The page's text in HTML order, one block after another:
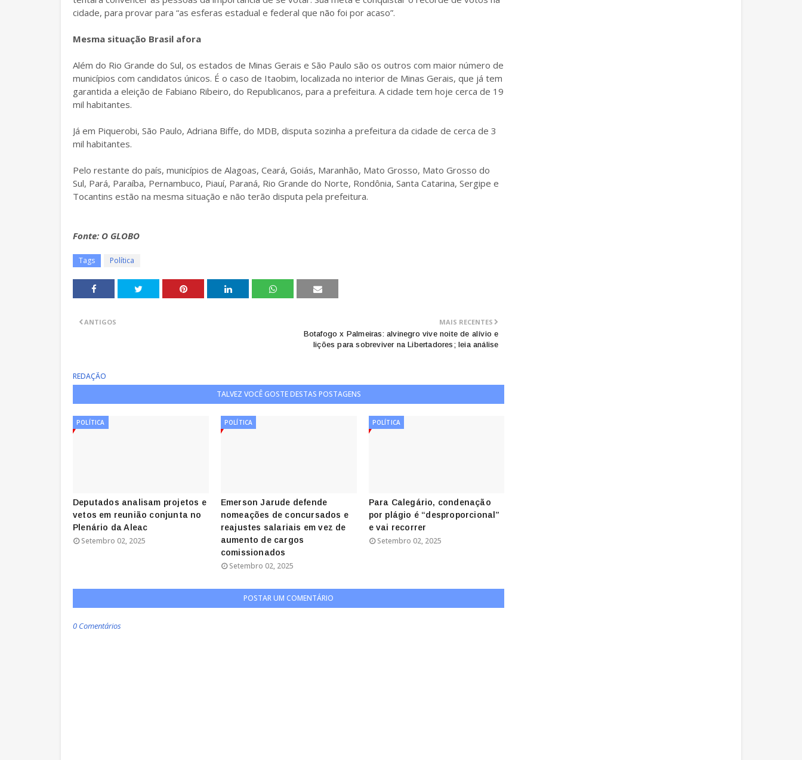
cidade, para provar para “as esferas estadual e federal que não foi por acaso”.
Mesma situação Brasil afora
Além do Rio Grande do Sul, os estados de Minas Gerais e São Paulo são os outros com maior número de
municípios com candidatos únicos. É o caso de Itaobim, localizada no interior de Minas Gerais, que já tem
garantida a eleição de Fabiano Ribeiro, do Republicanos, para a prefeitura. A cidade tem hoje cerca de 19
mil habitantes.
Já em Piquerobi, São Paulo, Adriana Biffe, do MDB, disputa sozinha a prefeitura da cidade de cerca de 3
mil habitantes.
Pelo restante do país, municípios de Alagoas, Ceará, Goiás, Maranhão, Mato Grosso, Mato Grosso do
Sul, Pará, Paraíba, Pernambuco, Piauí, Paraná, Rio Grande do Norte, Rondônia, Santa Catarina, Sergipe e
Tocantins estão na mesma situação e não terão disputa pela prefeitura.
Fonte: O GLOBO
Tags Política
MAIS RECENTES
Botafogo x Palmeiras: alvinegro vive noite de alívio e
lições para sobreviver na Libertadores; leia análise
ANTIGOS
REDAÇÃO
TALVEZ VOCÊ GOSTE DESTAS POSTAGENS
POLÍTICA
Deputados analisam projetos e
vetos em reunião conjunta no
Plenário da Aleac
Setembro 02, 2025
POLÍTICA
Emerson Jarude defende
nomeações de concursados e
reajustes salariais em vez de
aumento de cargos
comissionados
Setembro 02, 2025
POLÍTICA
Para Calegário, condenação
por plágio é “desproporcional”
e vai recorrer
Setembro 02, 2025
POSTAR UM COMENTÁRIO
0 Comentários